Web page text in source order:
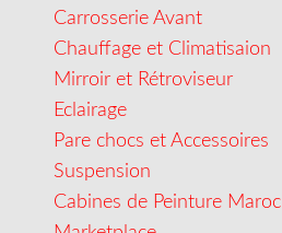
Carrosserie Avant
Chauffage et Climatisaion
Mirroir et Rétroviseur
Eclairage
Pare chocs et Accessoires
Suspension
Cabines de Peinture Maroc